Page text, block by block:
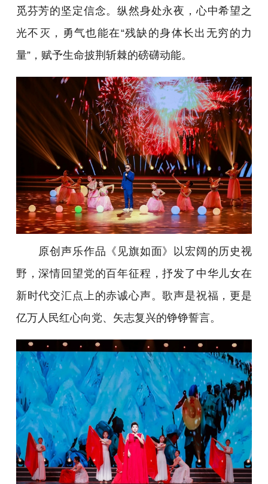
觅芬芳的坚定信念。纵然身处永夜，心中希望之
光不灭，勇气也能在“残缺的身体长出无穷的力
量”，赋予生命披荆斩棘的磅礴动能。
原创声乐作品《见旗如面》以宏阔的历史视
野，深情回望党的百年征程，抒发了中华儿女在
新时代交汇点上的赤诚心声。歌声是祝福，更是
亿万人民红心向党、矢志复兴的铮铮誓言。